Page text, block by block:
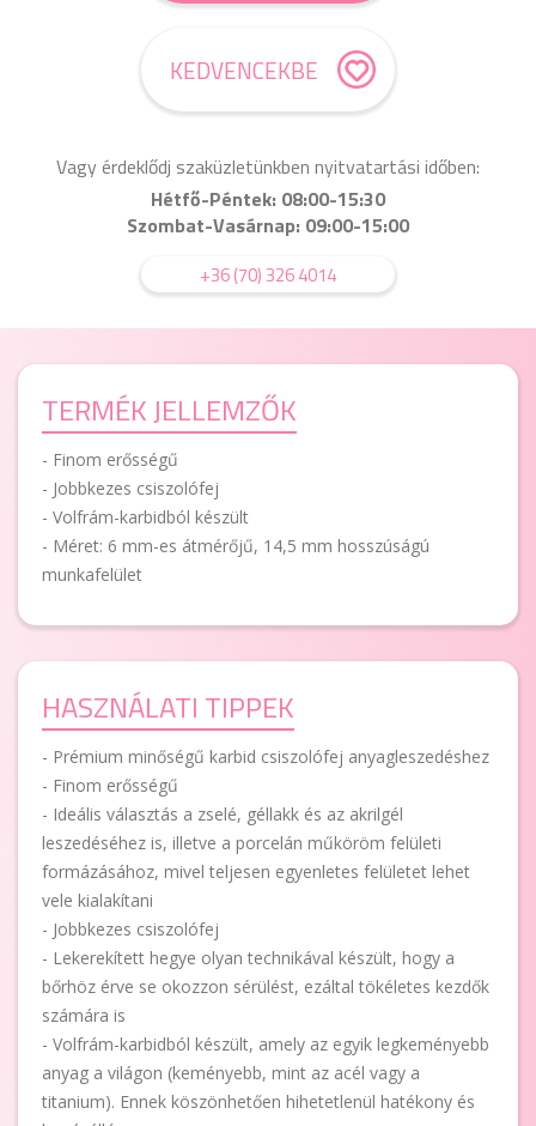
KEDVENCEKBE
Vagy érdeklődj szaküzletünkben nyitvatartási időben:
Hétfő-Péntek: 08:00-15:30
Szombat-Vasárnap: 09:00-15:00
+36 (70) 326 4014
TERMÉK JELLEMZŐK
- Finom erősségű
- Jobbkezes csiszolófej
- Volfrám-karbidból készült
- Méret: 6 mm-es átmérőjű, 14,5 mm hosszúságú
munkafelület
HASZNÁLATI TIPPEK
- Prémium minőségű karbid csiszolófej anyagleszedéshez
- Finom erősségű
- Ideális választás a zselé, géllakk és az akrilgél
leszedéséhez is, illetve a porcelán műköröm felületi
formázásához, mivel teljesen egyenletes felületet lehet
vele kialakítani
- Jobbkezes csiszolófej
- Lekerekített hegye olyan technikával készült, hogy a
bőrhöz érve se okozzon sérülést, ezáltal tökéletes kezdők
számára is
- Volfrám-karbidból készült, amely az egyik legkeményebb
anyag a világon (keményebb, mint az acél vagy a
titanium). Ennek köszönhetően hihetetlenül hatékony és